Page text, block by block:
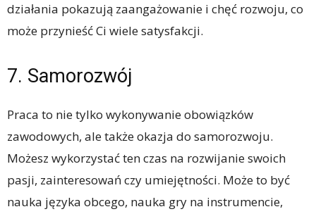
działania pokazują zaangażowanie i chęć rozwoju, co
może przynieść Ci wiele satysfakcji.
7. Samorozwój
Praca to nie tylko wykonywanie obowiązków
zawodowych, ale także okazja do samorozwoju.
Możesz wykorzystać ten czas na rozwijanie swoich
pasji, zainteresowań czy umiejętności. Może to być
nauka języka obcego, nauka gry na instrumencie,